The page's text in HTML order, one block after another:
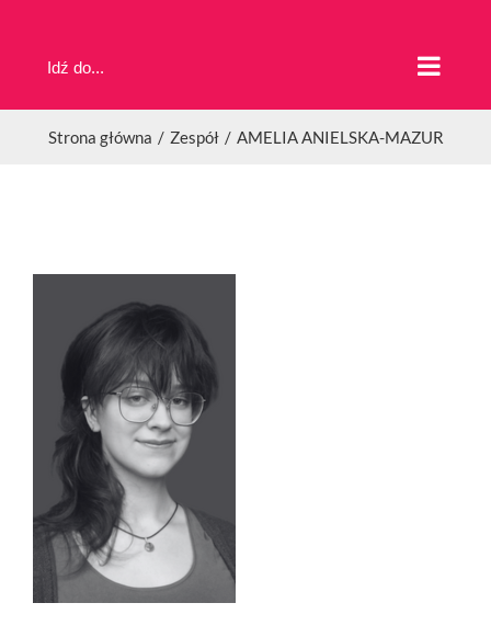
zawartości
Idź do...
Strona główna Zespół AMELIA ANIELSKA-MAZUR